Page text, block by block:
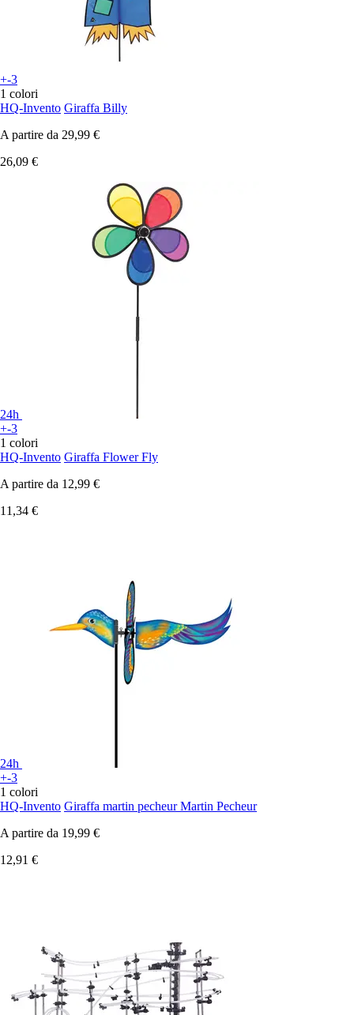
+-3
1 colori
HQ-Invento Giraffa Billy
A partire da 29,99 €
26,09 €
24h
+-3
1 colori
HQ-Invento Giraffa Flower Fly
A partire da 12,99 €
11,34 €
24h
+-3
1 colori
HQ-Invento Giraffa martin pecheur Martin Pecheur
A partire da 19,99 €
12,91 €